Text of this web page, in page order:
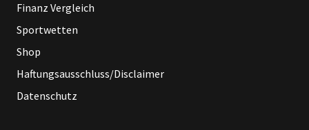
Finanz Vergleich
Sportwetten
Shop
Haftungsausschluss/Disclaimer
Datenschutz